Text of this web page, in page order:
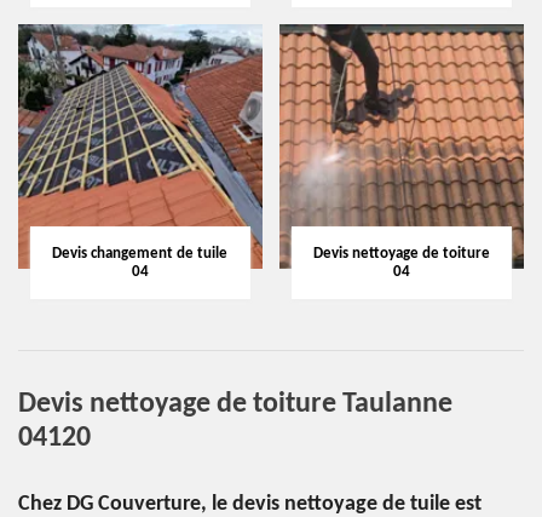
Devis changement de tuile
04
Devis nettoyage de toiture
04
Devis nettoyage de toiture Taulanne
04120
Chez DG Couverture, le devis nettoyage de tuile est